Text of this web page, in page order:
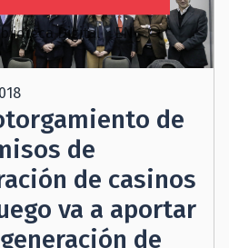
Digital EN
de
de
de casinos
va a aportar
de